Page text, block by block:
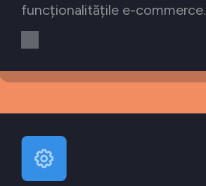
funcționalitățile e-commerce.